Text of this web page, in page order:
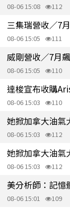
08-06 15:08 112
08-06 15:05 111
08-06 15:05 110
達梭宣布收購
08-06 15:03 110
08-06 15:03 112
08-06 15:03 112
美分析師：記憶
08-06 15:01 109